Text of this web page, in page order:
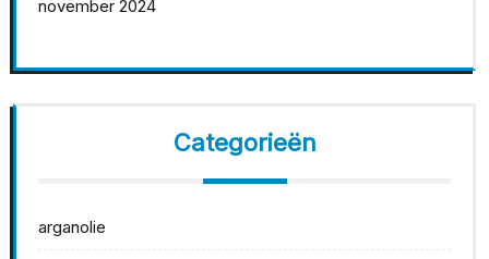
november 2024
Categorieën
arganolie